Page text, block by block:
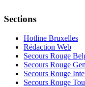
Sections
Hotline Bruxelles
Rédaction Web
Secours Rouge
Secours Rouge
Secours Rouge
Secours Rouge